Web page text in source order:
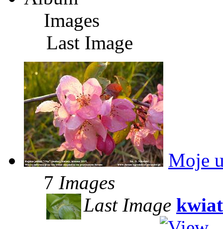
Images
Last Image
Moje
7 Images
Last Image